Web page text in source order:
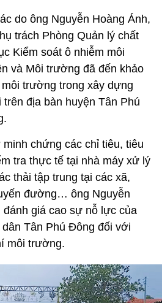
do ông Nguyễn Hoàng Ánh,
trách Phòng Quản lý chất
Kiểm soát ô nhiễm môi
và Môi trường đã đến khảo
trường trong xây dựng
địa bàn huyện Tân Phú
chứng các chỉ tiêu, tiêu
tra thực tế tại nhà máy xử lý
thải tập trung tại các xã,
đường… ông Nguyễn
đánh giá cao sự nỗ lực của
Tân Phú Đông đối với
môi trường.